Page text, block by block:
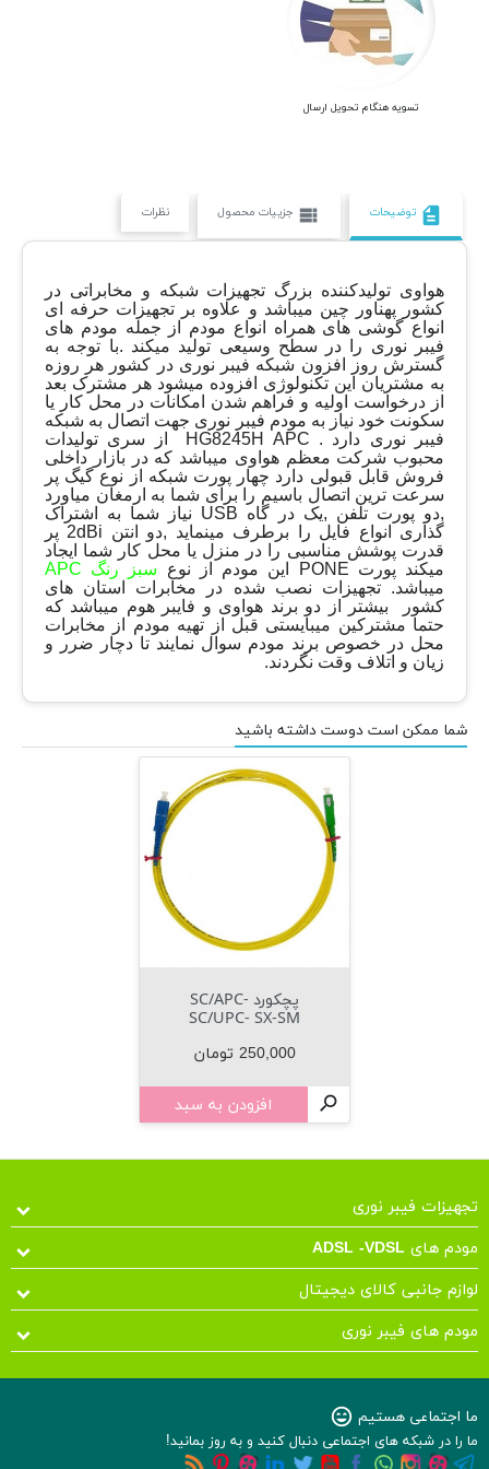
تسویه هنگام تحویل ارسال
description توضیحات view_list جزییات محصول نظرات
هواوی تولیدکننده بزرگ تجهیزات شبکه و مخابراتی در
کشور پهناور چین میباشد و علاوه بر تجهیزات حرفه ای
انواع گوشی های همراه انواع مودم از جمله مودم های
فیبر نوری را در سطح وسیعی تولید میکند .با توجه به
گسترش روز افزون شبکه فیبر نوری در کشور هر روزه
به مشتریان این تکنولوژی افزوده میشود هر مشترک بعد
از درخواست اولیه و فراهم شدن امکانات در محل کار یا
سکونت خود نیاز به مودم فیبر نوری جهت اتصال به شبکه
فیبر نوری دارد . HG8245H APC از سری تولیدات
محبوب شرکت معظم هواوی میباشد که در بازار داخلی
فروش قابل قبولی دارد چهار پورت شبکه از نوع گیگ پر
سرعت ترین اتصال باسیم را برای شما به ارمغان میاورد
,دو پورت تلفن ,یک در گاه USB نیاز شما به اشتراک
گذاری انواع فایل را برطرف مینماید ,دو انتن 2dBi پر
قدرت پوشش مناسبی را در منزل یا محل کار شما ایجاد
میکند پورت PONE این مودم از نوع
سبز رنگ APC
میباشد. تجهیزات نصب شده در مخابرات استان های
کشور بیشتر از دو برند هواوی و فایبر هوم میباشد که
حتما مشترکین میبایستی قبل از تهیه مودم از مخابرات
محل در خصوص برند مودم سوال نمایند تا دچار ضرر و
زیان و اتلاف وقت نگردند.
شما ممکن است دوست داشته باشید
پچکورد SC/APC-
SC/UPC- SX-SM
قیمت
250,000 تومان
 افزودن به سبد
تجهیزات فیبر نوری
مودم های ADSL -VDSL
لوازم جانبی کالای دیجیتال
مودم های فیبر نوری
ما اجتماعی هستیم sentiment_very_satisfied
ما را در شبکه های اجتماعی دنبال کنید و به روز بمانید!